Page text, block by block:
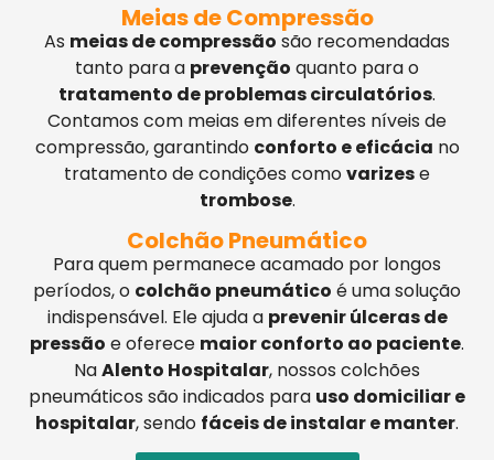
Meias de Compressão
As meias de compressão são recomendadas
tanto para a prevenção quanto para o
tratamento de problemas circulatórios.
Contamos com meias em diferentes níveis de
compressão, garantindo conforto e eficácia no
tratamento de condições comovarizese
trombose.
Colchão Pneumático
Para quem permanece acamado por longos
períodos, o colchão pneumático é uma solução
indispensável. Ele ajuda a prevenir úlceras de
pressão e oferece maior conforto ao paciente.
NaAlento Hospitalar, nossos colchões
pneumáticos são indicados para uso domiciliar e
hospitalar, sendo fáceis de instalar e manter.